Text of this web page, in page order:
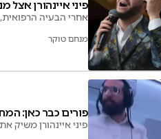
פיני איינהורן
אחרי הבעיה
מנחם טוקר
פורים כבר כאן:
פיני איינהורן משיק